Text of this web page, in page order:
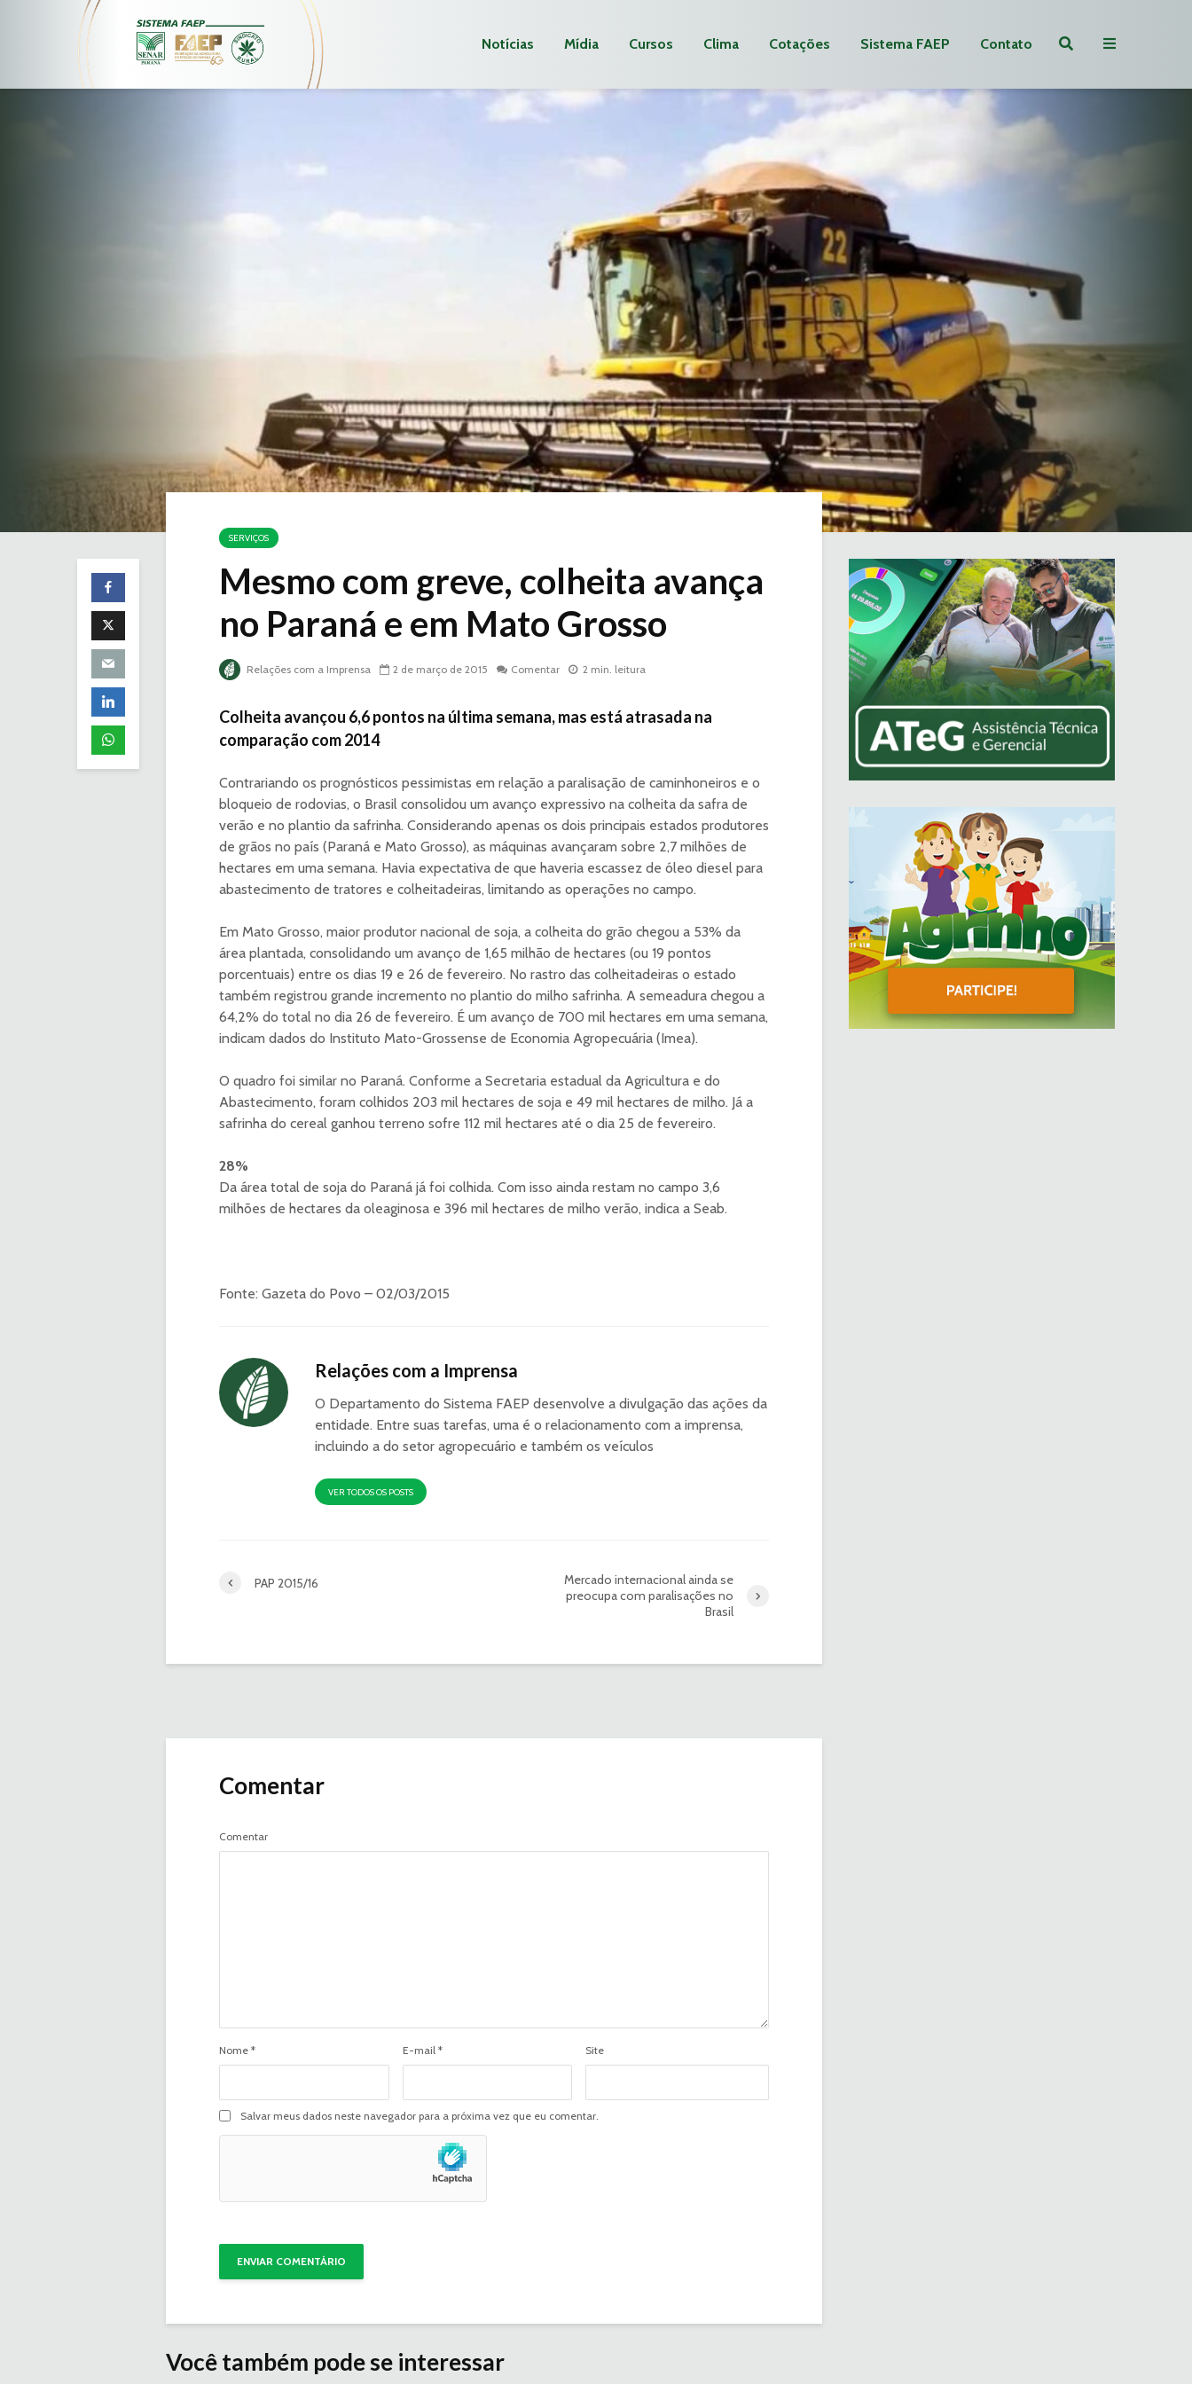
Notícias Mídia Cursos Clima Cotações Sistema FAEP Contato
SERVIÇOS
Mesmo com greve, colheita avança
no Paraná e em Mato Grosso
Relações com a Imprensa 2 de março de 2015 Comentar 2 min. leitura
Colheita avançou 6,6 pontos na última semana, mas está atrasada na
comparação com 2014
Contrariando os prognósticos pessimistas em relação a paralisação de caminhoneiros e o
bloqueio de rodovias, o Brasil consolidou um avanço expressivo na colheita da safra de
verão e no plantio da safrinha. Considerando apenas os dois principais estados produtores
de grãos no país (Paraná e Mato Grosso), as máquinas avançaram sobre 2,7 milhões de
hectares em uma semana. Havia expectativa de que haveria escassez de óleo diesel para
abastecimento de tratores e colheitadeiras, limitando as operações no campo.
Em Mato Grosso, maior produtor nacional de soja, a colheita do grão chegou a 53% da
área plantada, consolidando um avanço de 1,65 milhão de hectares (ou 19 pontos
porcentuais) entre os dias 19 e 26 de fevereiro. No rastro das colheitadeiras o estado
também registrou grande incremento no plantio do milho safrinha. A semeadura chegou a
64,2% do total no dia 26 de fevereiro. É um avanço de 700 mil hectares em uma semana,
indicam dados do Instituto Mato-Grossense de Economia Agropecuária (Imea).
O quadro foi similar no Paraná. Conforme a Secretaria estadual da Agricultura e do
Abastecimento, foram colhidos 203 mil hectares de soja e 49 mil hectares de milho. Já a
safrinha do cereal ganhou terreno sofre 112 mil hectares até o dia 25 de fevereiro.
28%
Da área total de soja do Paraná já foi colhida. Com isso ainda restam no campo 3,6
milhões de hectares da oleaginosa e 396 mil hectares de milho verão, indica a Seab.
Fonte: Gazeta do Povo – 02/03/2015
Relações com a Imprensa
O Departamento do Sistema FAEP desenvolve a divulgação das ações da
entidade. Entre suas tarefas, uma é o relacionamento com a imprensa,
incluindo a do setor agropecuário e também os veículos
VER TODOS OS POSTS
PAP 2015/16
Mercado internacional ainda se
preocupa com paralisações no
Brasil
Comentar
Comentar
Nome * E-mail * Site
Salvar meus dados neste navegador para a próxima vez que eu comentar.
Você também pode se interessar